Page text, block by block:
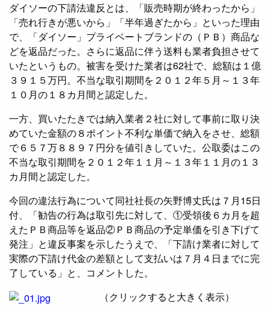
ダイソーの下請法違反とは、「販売時期が終わったから」
「売れ行きが悪いから」「半年過ぎたから」といった理由
で、「ダイソー」プライベートブランドの（ＰＢ）商品な
どを返品だった。さらに返品に伴う送料も業者負担させて
いたというもの。被害を受けた業者は62社で、総額は１億
３９１５万円。不当な取引期間を２０１２年５月～１３年
１０月の１８カ月間と認定した。
一方、買いたたきでは納入業者２社に対して事前に取り決
めていた金額の８ポイント不利な単価で納入をさせ、総額
で６５７万８８９７円分を値引きしていた。公取委はこの
不当な取引期間を２０１２年１１月～１３年１１月の１３
カ月間と認定した。
今回の違法行為について同社社長の矢野博丈氏は７月15日
付、「勧告の行為は取引先に対して、①受領後６カ月を超
えたＰＢ商品等を返品②ＰＢ商品の予定単価を引き下げて
発注」と違反事案を示したうえで、「下請け業者に対して
実際の下請け代金の差額として支払いは７月４日までに完
了している」と、コメントした。
（クリックすると大きく表示）